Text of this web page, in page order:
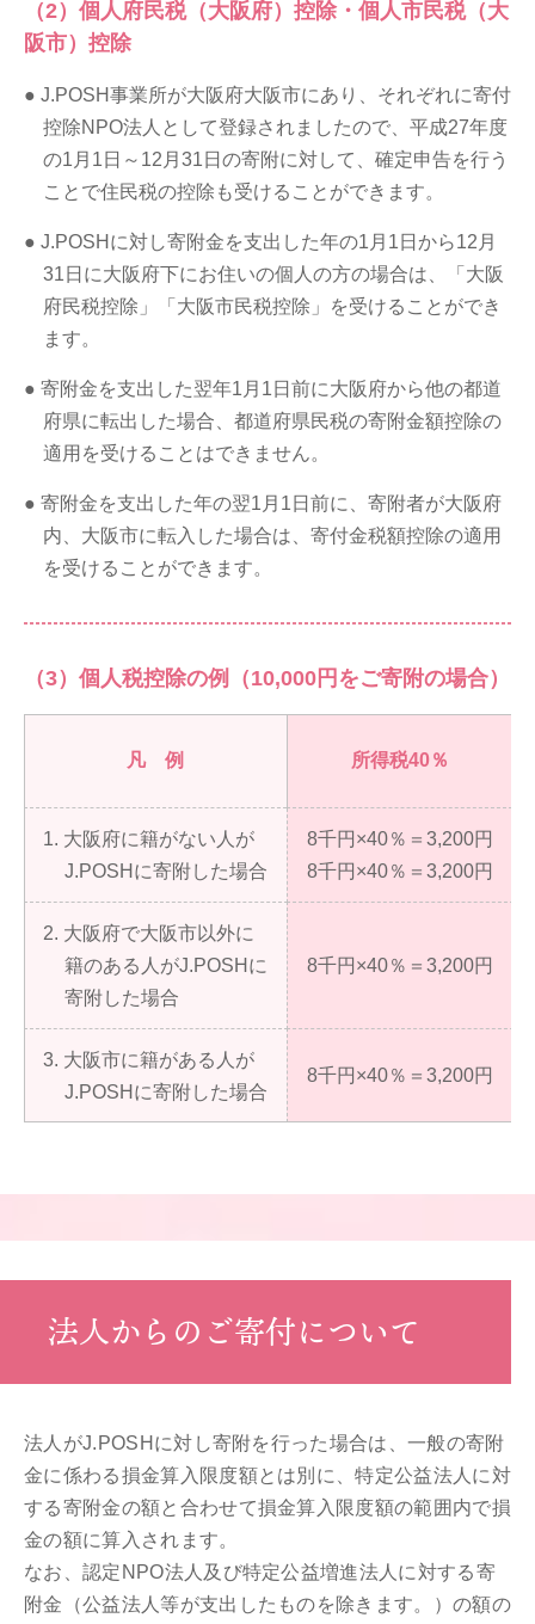
（2）個人府民税（大阪府）控除・個人市民税（大
阪市）控除
J.POSH事業所が大阪府大阪市にあり、それぞれに寄付
控除NPO法人として登録されましたので、平成27年度
の1月1日～12月31日の寄附に対して、確定申告を行う
ことで住民税の控除も受けることができます。
J.POSHに対し寄附金を支出した年の1月1日から12月
31日に大阪府下にお住いの個人の方の場合は、「大阪
府民税控除」「大阪市民税控除」を受けることができ
ます。
寄附金を支出した翌年1月1日前に大阪府から他の都道
府県に転出した場合、都道府県民税の寄附金額控除の
適用を受けることはできません。
寄附金を支出した年の翌1月1日前に、寄附者が大阪府
内、大阪市に転入した場合は、寄付金税額控除の適用
を受けることができます。
（3）個人税控除の例（10,000円をご寄附の場合）
凡 例 所得税40％
1. 大阪府に籍がない人が
J.POSHに寄附した場合
8千円×40％＝3,200円
8千円×40％＝3,200円
2. 大阪府で大阪市以外に
籍のある人がJ.POSHに
寄附した場合
8千円×40％＝3,200円
3. 大阪市に籍がある人が
J.POSHに寄附した場合
8千円×40％＝3,200円
法人からのご寄付について
法人がJ.POSHに対し寄附を行った場合は、一般の寄附
金に係わる損金算入限度額とは別に、特定公益法人に対
する寄附金の額と合わせて損金算入限度額の範囲内で損
金の額に算入されます。
なお、認定NPO法人及び特定公益増進法人に対する寄
附金（公益法人等が支出したものを除きます。）の額の